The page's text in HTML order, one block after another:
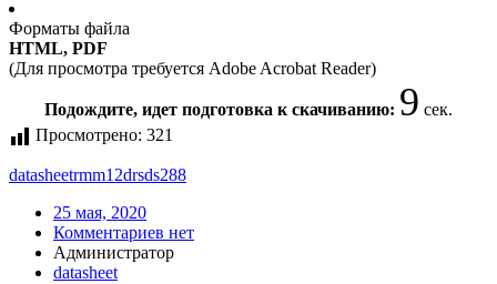
Форматы файла
HTML, PDF
(Для просмотра требуется Adobe Acrobat Reader)
Подождите, идет подготовка к скачиванию: 9 сек.
Просмотрено: 321
datasheetrmm12drsds288
25 мая, 2020
Комментариев нет
Администратор
datasheet